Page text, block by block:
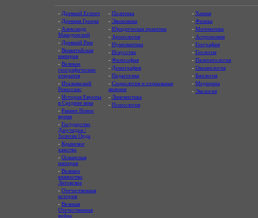
- Древний Египет
- Древняя Греция
- Александр
Македонский
- Древний Рим
- Византийская
империя
- Великие
географические
открытия
- Итальянский
Ренессанс
- История Европы
в Средние века
- Раннее Новое
время
- Государство
Джучидов /
Золотая Орда
- Крымское
ханство
- Османская
империя
- Великое
княжество
Литовское
- Отечественная
история
- Великая
Отечественная
война
- Политика
- Экономика
- Юридическая практика
- Археология
- Нумизматика
- Искусство
- Философия
- Демография
- Педагогика
- Социология и социальные
явления
- Лингвистика
- Психология
- Химия
- Физика
- Математика
- Астрономия
- География
- Геология
- Палеонтология
- Океанология
- Биология
- Медицина
- Экология